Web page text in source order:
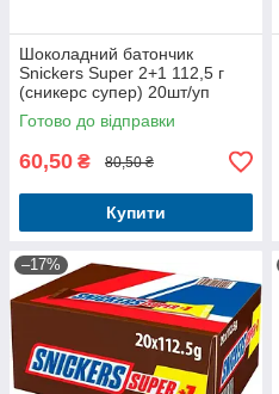
Шоколадний батончик
Snickers Super 2+1 112,5 г
(сникерс супер) 20шт/уп
Готово до відправки
60,50 ₴ 80,50 ₴
Купити
–17%